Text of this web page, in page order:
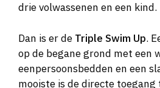
drie volwassenen en een kind.
Dan is er de Triple Swim Up.
op de begane grond met een
eenpersoonsbedden en een
mooiste is de directe